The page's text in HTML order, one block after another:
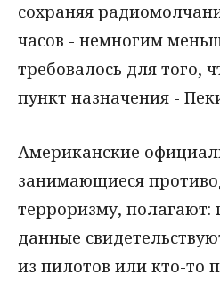
сохраняя
часов - немногим
требовалось для того,
пункт назначения -
Американские
занимающиеся
терроризму, полагают:
данные
из пилотов или кто-то